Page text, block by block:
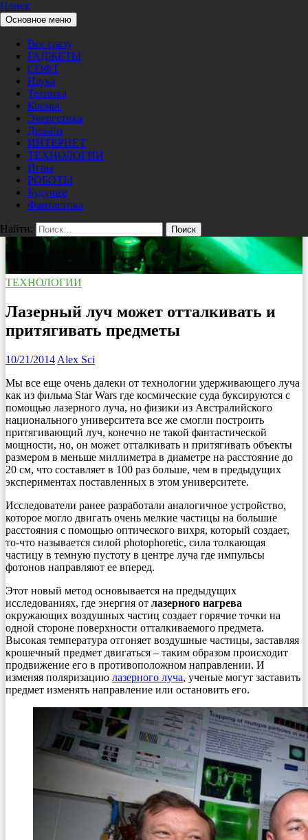
Перейти к содержимому
Pro/Hi-Tech
Поиск
Основное меню
Все сразу
ГАДЖЕТЫ
СОФТ
Наука
Техника
Космос
Энергетика
Дизайн
ИНТЕРНЕТ
ТЕХНОЛОГИИ
Игры
РОБОТЫ
Будущее
Фантастика
Найти:
ТЕХНОЛОГИИ
Лазерный луч может отталкивать и
притягивать предметы
10/21/2014 Alex Sci
Мы все еще очень далеки от технологии удерживающего луча
как из фильма Star Wars где космические суда буксируются с
помощью лазерного луча, но физики из Австралийского
национального университета все же смогли построить
притягивающий луч, конечно не такой фантастической
мощности, но, он может отталкивать и притягивать объекты
размером в меньше миллиметра в диаметре на расстояние до
20 см, что составляет в 100 раз больше, чем в предыдущих
экспериментах поставленных в этом университете.
Исследователи ранее разработали аналогичное устройство,
которое могло двигать очень мелкие частицы на большие
расстояния с помощью оптического вихря, который создает,
то-что называется силой photophoretic, сила толкающая
частицу в темную пустоту в центре луча где импульсы
фотонов направляют ее вперед.
Этот новый метод основывается на предыдущих
исследованиях, где энергия от лазерного нагрева
окружающих воздушных частиц создает горячие точки на
одной стороне поверхности отталкиваемого предмета.
Высокая температура отгоняет воздушные частицы, заставляя
крошечный предмет двигаться – таким образом происходит
продвижение его в противоположном направлении. И
изменяя поляризацию лазерного луча, ученые могут заставить
предмет изменять направление или остановить его.